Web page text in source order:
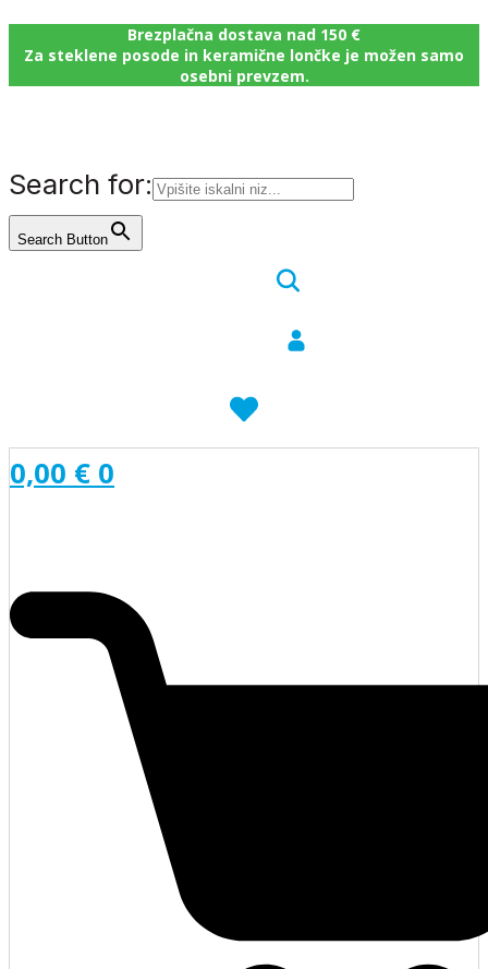
Brezplačna dostava nad 150 €
Za steklene posode in keramične lončke je možen samo
osebni prevzem.
Search for:
Search Button
0,00 € 0